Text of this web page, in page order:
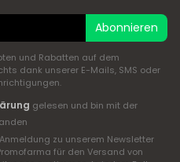
Abonnieren
und Rabatten auf dem
dank unserer E-Mails, SMS oder
gelesen und bin mit der
zu unserem Newsletter
für den Versand von